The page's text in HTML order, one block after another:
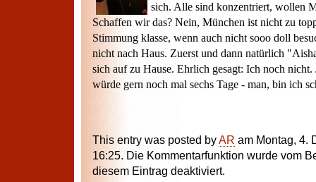
sich. Alle sind konzentriert, wollen
Schaffen wir das? Nein, München ist nicht zu
Stimmung klasse, wenn auch nicht sooo doll
nicht nach Haus. Zuerst und dann natürlich
sich auf zu Hause. Ehrlich gesagt: Ich noch
würde gern noch mal sechs Tage - man, bin ich
This entry was posted byAR am Montag, 4.
16:25. Die Kommentarfunktion wurde vom
diesem Eintrag deaktiviert.